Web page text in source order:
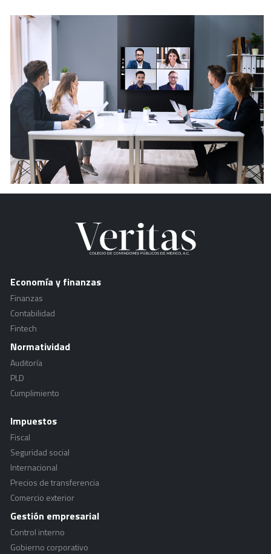
Economía y finanzas
Finanzas
Contabilidad
Fintech
Normatividad
Auditoría
PLD
Cumplimiento
Impuestos
Fiscal
Seguridad social
Internacional
Precios de transferencia
Comercio exterior
Gestión empresarial
Control interno
Gobierno corporativo